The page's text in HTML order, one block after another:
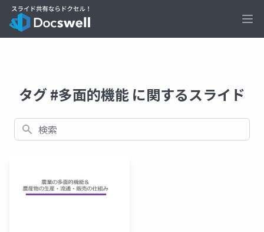
タグ #多面的機能 に関するスライド
検索